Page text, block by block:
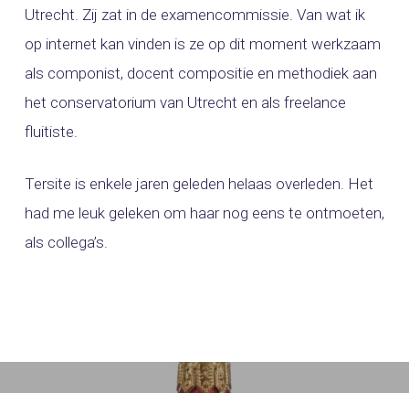
Utrecht. Zij zat in de examencommissie. Van wat ik
op internet kan vinden is ze op dit moment werkzaam
als componist, docent compositie en methodiek aan
het conservatorium van Utrecht en als freelance
fluitiste.
Tersite is enkele jaren geleden helaas overleden. Het
had me leuk geleken om haar nog eens te ontmoeten,
als collega’s.